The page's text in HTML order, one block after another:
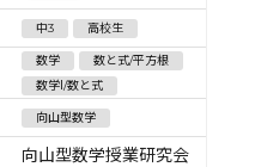
中3 高校生
数学
数と式/平方根
数学Ⅰ/数と式
向山型数学
向山型数学授業研究会